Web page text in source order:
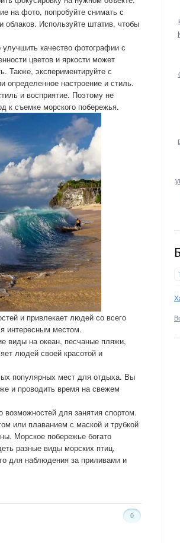
на фото, попробуйте снимать с
Используйте штатив, чтобы
качество фотографии с
цветов и яркости может
Также, экспериментируйте с
определенное настроение и стиль.
и восприятие. Поэтому не
к съемке морского побережья.
и привлекает людей со всего
интересным местом.
виды на океан, песчаные пляжи,
людей своей красотой и
популярных мест для отдыха. Вы
и проводить время на свежем
для занятия спортом.
или плаванием с маской и трубкой
Морское побережье богато
разные виды морских птиц,
для наблюдения за приливами и
0